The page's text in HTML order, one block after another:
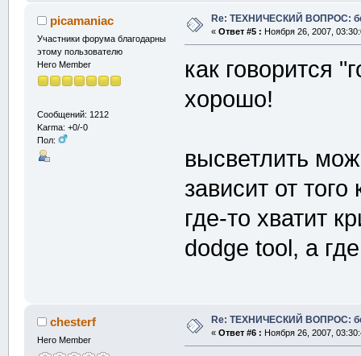
picamaniac
Участники форума благодарны
этому пользователю
Hero Member
Сообщений: 1212
Karma: +0/-0
Пол:
Re: ТЕХНИЧЕСКИЙ ВОПРОС:
« Ответ #5 : Ноября 26, 2007,
как говорится
хорошо!
высветлить
зависит от
где-то хватит
dodge tool, а
chesterf
Hero Member
Re: ТЕХНИЧЕСКИЙ ВОПРОС:
« Ответ #6 : Ноября 26, 2007,